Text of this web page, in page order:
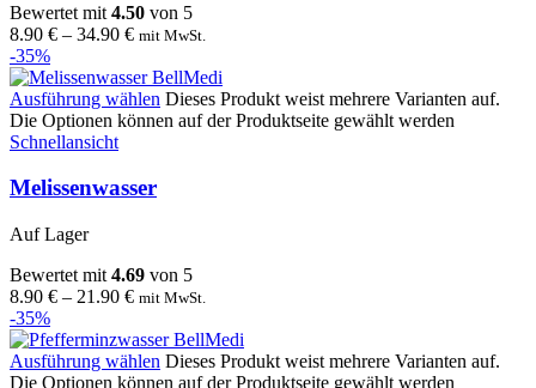
Bewertet mit 4.50 von 5
8.90 € – 34.90 € mit MwSt.
-35%
Ausführung wählen Dieses Produkt weist mehrere Varianten auf.
Die Optionen können auf der Produktseite gewählt werden
Schnellansicht
Melissenwasser
Auf Lager
Bewertet mit 4.69 von 5
8.90 € – 21.90 € mit MwSt.
-35%
Ausführung wählen Dieses Produkt weist mehrere Varianten auf.
Die Optionen können auf der Produktseite gewählt werden